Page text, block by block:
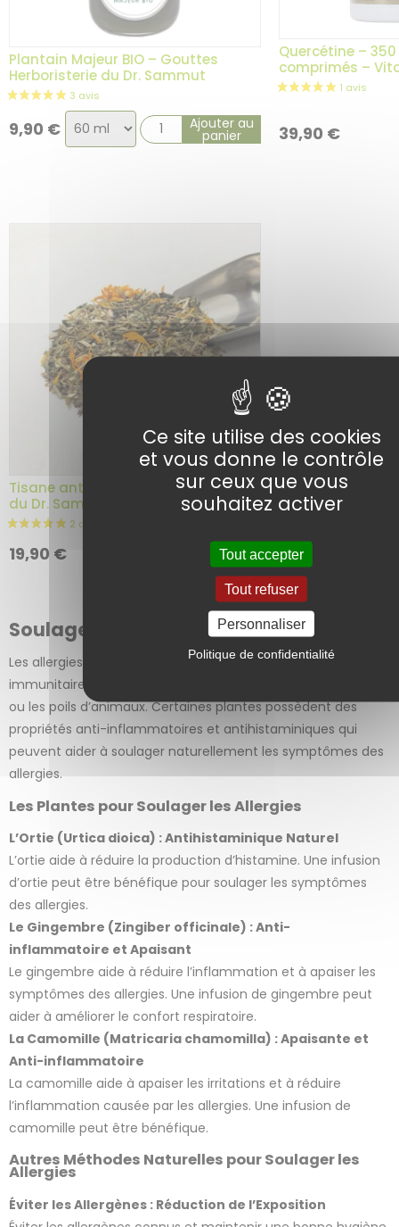
Soulager les Allergies avec les Plantes
Les allergies sont des réactions excessives du système
immunitaire à des substances comme le pollen, la poussière
ou les poils d’animaux. Certaines plantes possèdent des
propriétés anti-inflammatoires et antihistaminiques qui
peuvent aider à soulager naturellement les symptômes des
allergies.
Les Plantes pour Soulager les Allergies
L’Ortie (Urtica dioica) : Antihistaminique Naturel
L’ortie aide à réduire la production d’histamine. Une infusion
d’ortie peut être bénéfique pour soulager les symptômes
des allergies.
Le Gingembre (Zingiber officinale) : Anti-
inflammatoire et Apaisant
Le gingembre aide à réduire l’inflammation et à apaiser les
symptômes des allergies. Une infusion de gingembre peut
aider à améliorer le confort respiratoire.
La Camomille (Matricaria chamomilla) : Apaisante et
Anti-inflammatoire
La camomille aide à apaiser les irritations et à réduire
l’inflammation causée par les allergies. Une infusion de
camomille peut être bénéfique.
Autres Méthodes Naturelles pour Soulager les
Allergies
Éviter les Allergènes : Réduction de l’Exposition
2 avis
Plantain Majeur BIO – Gouttes
Herboristerie du Dr. Sammut
9,90 €
Choix
de
Ajouter au
panier
Quercétine –
comprimés –
39,90 €
Tisane anti Allergie – Herboristerie
du Dr. Sammut
19,90 € Ajouter au
panier
Ce site utilise des cookies
et vous donne le contrôle
sur ceux que vous
souhaitez activer
Tout accepter
Tout refuser
Personnaliser
Politique de confidentialité